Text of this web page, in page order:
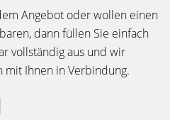
Angebot oder wollen einen
dann füllen Sie einfach
vollständig aus und wir
mit Ihnen in Verbindung.